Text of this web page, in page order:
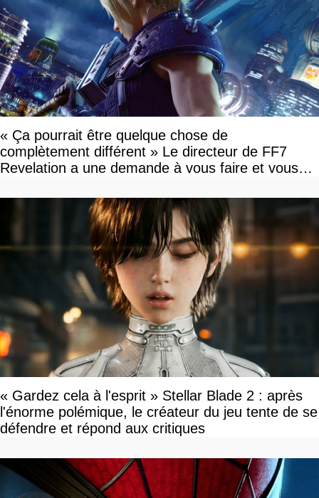
« Ça pourrait être quelque chose de
complètement différent » Le directeur de FF7
Revelation a une demande à vous faire et vous
« Gardez cela à l'esprit » Stellar Blade 2 : après
l'énorme polémique, le créateur du jeu tente de se
défendre et répond aux critiques